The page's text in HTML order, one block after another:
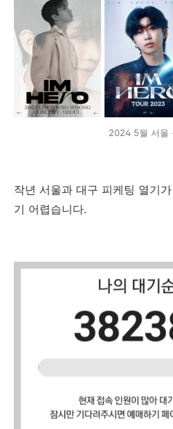
2024 5월 서울
작년 서울과 대구 피케팅 열기
기 어렵습니다.